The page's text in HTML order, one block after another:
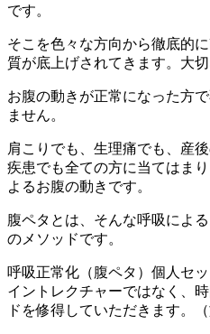
です。
そこを色々な方向から徹底的
質が底上げされてきます。大
お腹の動きが正常になった方
ません。
肩こりでも、生理痛でも、産
疾患でも全ての方に当てはま
よるお腹の動きです。
腹ペタとは、そんな呼吸によ
のメソッドです。
呼吸正常化（腹ペタ）個人セ
イントレクチャーではなく、
ドを修得していただきます。